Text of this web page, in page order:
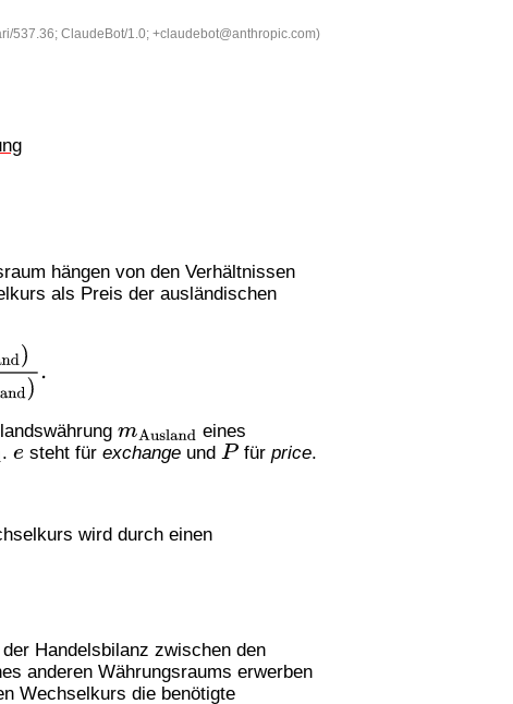
537.36; ClaudeBot/1.0; +claudebot@anthropic.com)
hängen von den Verhältnissen
als Preis der ausländischen
)N(G
eines
.esteht für exchangeund Pfür price.
wird durch einen
Handelsbilanz zwischen den
anderen Währungsraums erwerben
Wechselkurs die benötigte